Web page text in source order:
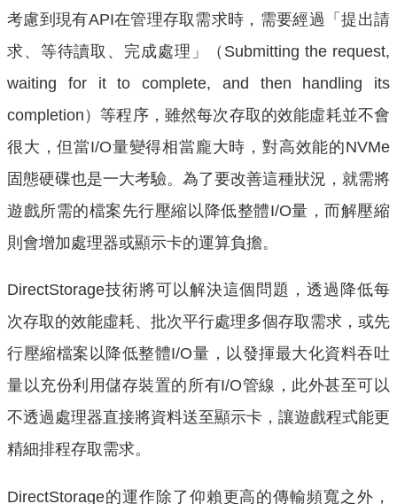
考慮到現有API在管理存取需求時，需要經過「提出請
求、等待讀取、完成處理」（Submitting the request,
waiting for it to complete, and then handling its
completion）等程序，雖然每次存取的效能虛耗並不會
很大，但當I/O量變得相當龐大時，對高效能的NVMe
固態硬碟也是一大考驗。為了要改善這種狀況，就需將
遊戲所需的檔案先行壓縮以降低整體I/O量，而解壓縮
則會增加處理器或顯示卡的運算負擔。
DirectStorage技術將可以解決這個問題，透過降低每
次存取的效能虛耗、批次平行處理多個存取需求，或先
行壓縮檔案以降低整體I/O量，以發揮最大化資料吞吐
量以充份利用儲存裝置的所有I/O管線，此外甚至可以
不透過處理器直接將資料送至顯示卡，讓遊戲程式能更
精細排程存取需求。
DirectStorage的運作除了仰賴更高的傳輸頻寬之外，